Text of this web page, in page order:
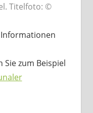
Titelfoto: ©
Sie zum Beispiel